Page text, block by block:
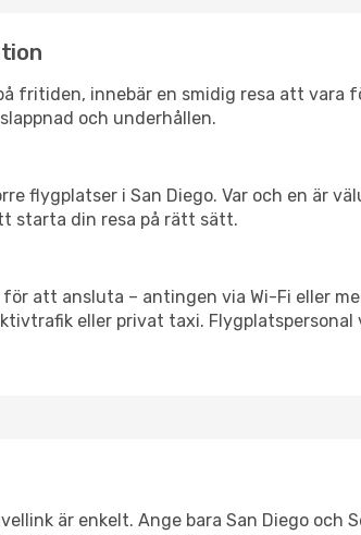
fritiden, innebär en smidig resa att vara
och underhållen.
flygplatser i San Diego. Var och en är
starta din resa på rätt sätt.
att ansluta – antingen via Wi-Fi eller
eller privat taxi.
är enkelt. Ange bara San Diego och